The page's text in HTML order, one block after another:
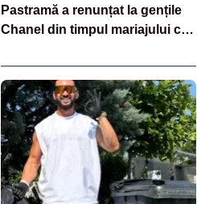
Pastramă a renunțat la gențile
Chanel din timpul mariajului cu